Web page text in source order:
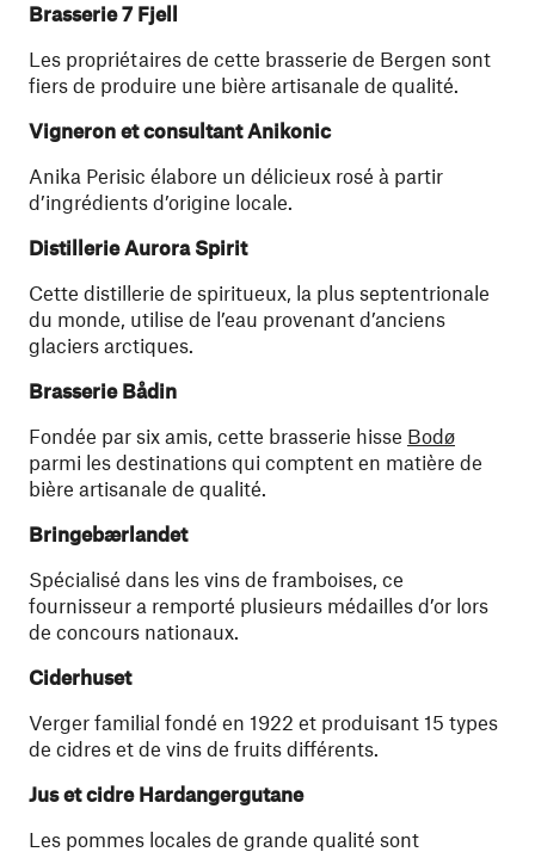
Brasserie 7 Fjell
Les propriétaires de cette brasserie de Bergen sont
fiers de produire une bière artisanale de qualité.
Vigneron et consultant Anikonic
Anika Perisic élabore un délicieux rosé à partir
d’ingrédients d’origine locale.
Distillerie Aurora Spirit
Cette distillerie de spiritueux, la plus septentrionale
du monde, utilise de l’eau provenant d’anciens
glaciers arctiques.
Brasserie Bådin
Fondée par six amis, cette brasserie hisse Bodø
parmi les destinations qui comptent en matière de
bière artisanale de qualité.
Bringebærlandet
Spécialisé dans les vins de framboises, ce
fournisseur a remporté plusieurs médailles d’or lors
de concours nationaux.
Ciderhuset
Verger familial fondé en 1922 et produisant 15 types
de cidres et de vins de fruits différents.
Jus et cidre Hardangergutane
Les pommes locales de grande qualité sont